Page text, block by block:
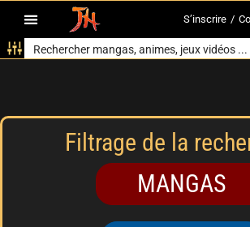
S’inscrire /
Filtrage de la
MANGAS